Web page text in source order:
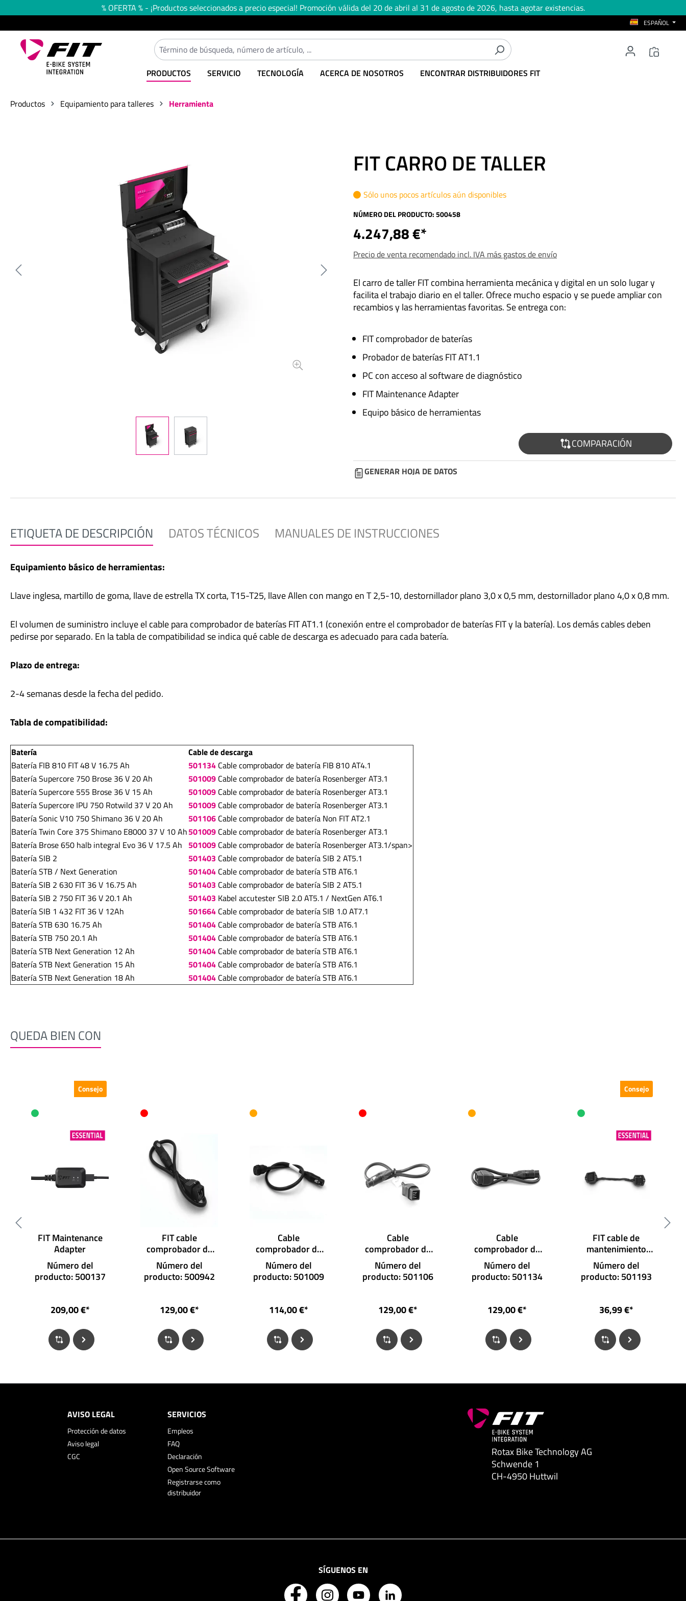
Saltar a la navegación principal% OFERTA % - ¡Productos seleccionados a precio especial! Promoción válida del 20 de abril al 31 de agosto de 2026, hasta agotar existencias.
ESPAÑOL
PRODUCTOS SERVICIO TECNOLOGÍA ACERCA DE NOSOTROS ENCONTRAR DISTRIBUIDORES FIT
Productos Equipamiento para talleres Herramienta
FIT CARRO DE TALLER
Sólo unos pocos artículos aún disponibles
NÚMERO DEL PRODUCTO:500458
4.247,88 €*
Precio de venta recomendado incl. IVA más gastos de envío
El carro de taller FIT combina herramienta mecánica y digital en un solo lugar y
facilita el trabajo diario en el taller. Ofrece mucho espacio y se puede ampliar con
recambios y las herramientas favoritas. Se entrega con:
FIT comprobador de baterías
Probador de baterías FIT AT1.1
PC con acceso al software de diagnóstico
FIT Maintenance Adapter
Equipo básico de herramientas
COMPARACIÓN
GENERAR HOJA DE DATOS
ETIQUETA DE DESCRIPCIÓN DATOS TÉCNICOS MANUALES DE INSTRUCCIONES
Equipamiento básico de herramientas:
Llave inglesa, martillo de goma, llave de estrella TX corta, T15-T25, llave Allen con mango en T 2,5-10, destornillador plano 3,0 x 0,5 mm, destornillador plano 4,0 x 0,8 mm.
El volumen de suministro incluye el cable para comprobador de baterías FIT AT1.1 (conexión entre el comprobador de baterías FIT y la batería). Los demás cables deben
pedirse por separado. En la tabla de compatibilidad se indica qué cable de descarga es adecuado para cada batería.
Plazo de entrega:
2-4 semanas desde la fecha del pedido.
Tabla de compatibilidad:
Batería
Cable de descarga
Batería FIB 810 FIT 48 V 16.75 Ah
501134 Cable comprobador de batería FIB 810 AT4.1
Batería Supercore 750 Brose 36 V 20 Ah
501009 Cable comprobador de batería Rosenberger AT3.1
Batería Supercore 555 Brose 36 V 15 Ah
501009 Cable comprobador de batería Rosenberger AT3.1
Batería Supercore IPU 750 Rotwild 37 V 20 Ah
501009 Cable comprobador de batería Rosenberger AT3.1
Batería Sonic V10 750 Shimano 36 V 20 Ah
501106 Cable comprobador de batería Non FIT AT2.1
Batería Twin Core 375 Shimano E8000 37 V 10 Ah501009 Cable comprobador de batería Rosenberger AT3.1
Batería Brose 650 halb integral Evo 36 V 17.5 Ah 501009 Cable comprobador de batería Rosenberger AT3.1/span>
Batería SIB 2
501403 Cable comprobador de batería SIB 2 AT5.1
Batería STB / Next Generation
501404 Cable comprobador de batería STB AT6.1
Batería SIB 2 630 FIT 36 V 16.75 Ah
501403 Cable comprobador de batería SIB 2 AT5.1
Batería SIB 2 750 FIT 36 V 20.1 Ah
501403 Kabel accutester SIB 2.0 AT5.1 / NextGen AT6.1
Batería SIB 1 432 FIT 36 V 12Ah
501664 Cable comprobador de batería SIB 1.0 AT7.1
Batería STB 630 16.75 Ah
501404 Cable comprobador de batería STB AT6.1
Batería STB 750 20.1 Ah
501404 Cable comprobador de batería STB AT6.1
Batería STB Next Generation 12 Ah
501404 Cable comprobador de batería STB AT6.1
Batería STB Next Generation 15 Ah
501404 Cable comprobador de batería STB AT6.1
Batería STB Next Generation 18 Ah
501404 Cable comprobador de batería STB AT6.1
QUEDA BIEN CON
Consejo
FIT Maintenance
Adapter
Número del
producto: 500137
209,00 €*
FIT cable
comprobador de
batería AT1.1
Número del
producto: 500942
129,00 €*
Cable
comprobador de
batería
Rosenberger AT3.1
Número del
producto: 501009
114,00 €*
Cable
comprobador de
batería Non FIT
AT2.1
Número del
producto: 501106
129,00 €*
Cable
comprobador de
batería FIB 810
AT4.1
Número del
producto: 501134
129,00 €*
Consejo
FIT cable de
mantenimiento
para cargador
Número del
producto: 501193
36,99 €*
AVISO LEGAL
Protección de datos
Aviso legal
CGC
SERVICIOS
Empleos
FAQ
Declaración
Open Source Software
Registrarse como
distribuidor
Rotax Bike Technology AG
Schwende 1
CH-4950 Huttwil
SÍGUENOS EN